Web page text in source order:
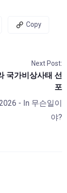
Copy
Next Post:
국가비상사태 선
포
- In 무슨일이
야?